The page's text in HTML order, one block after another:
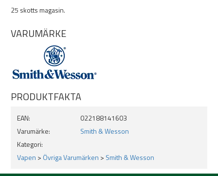
25 skotts magasin.
VARUMÄRKE
PRODUKTFAKTA
EAN:
022188141603
Varumärke:
Smith & Wesson
Kategori:
Vapen > Övriga Varumärken > Smith & Wesson